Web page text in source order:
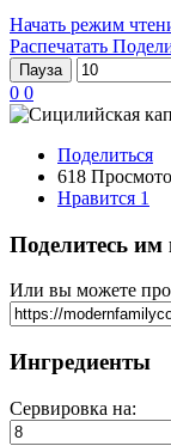
Начать режим
Распечатать
Пауза
0 0
Поделиться
618
Нравится 1
Поделитесь им
Или вы можете
Ингредиенты
Сервировка на: